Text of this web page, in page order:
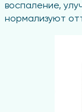
воспаление,
нормализуют